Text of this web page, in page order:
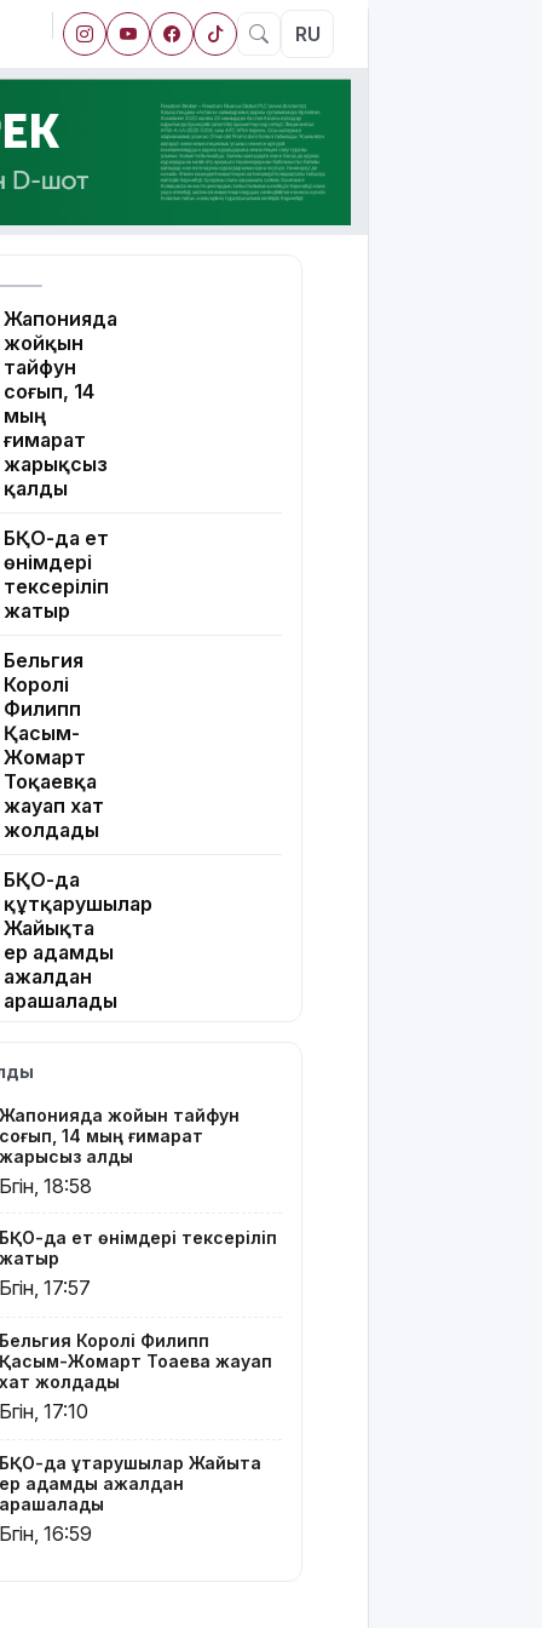
RU
Жапонияда
жойқын
тайфун
соғып, 14
мың
ғимарат
жарықсыз
қалды
БҚО-да ет
өнімдері
тексеріліп
жатыр
Бельгия
Королі
Филипп
Қасым-
Жомарт
Тоқаевқа
жауап хат
жолдады
БҚО-да
құтқарушылар
Жайықта
ер адамды
ажалдан
арашалады
облысында
гектар
аумақта
қарасора
өседі
«Әділет»
партиясы:
Қазақстан
мемлекет,
ал «Заң
және
тәртіп»
баршаға
міндетті
Украина
Жапонияда жойқын тайфун
соғып, 14 мың ғимарат
жарықсыз қалды
Бүгін, 18:58
БҚО-да ет өнімдері тексеріліп
жатыр
Бүгін, 17:57
Бельгия Королі Филипп
Қасым-Жомарт Тоқаевқа жауап
хат жолдады
Бүгін, 17:10
БҚО-да құтқарушылар Жайықта
ер адамды ажалдан
арашалады
Бүгін, 16:59